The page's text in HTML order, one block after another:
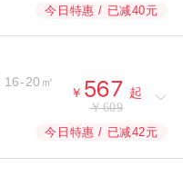
今日特惠 / 已减40元
16-20㎡
￥  
起
￥609
今日特惠 / 已减42元